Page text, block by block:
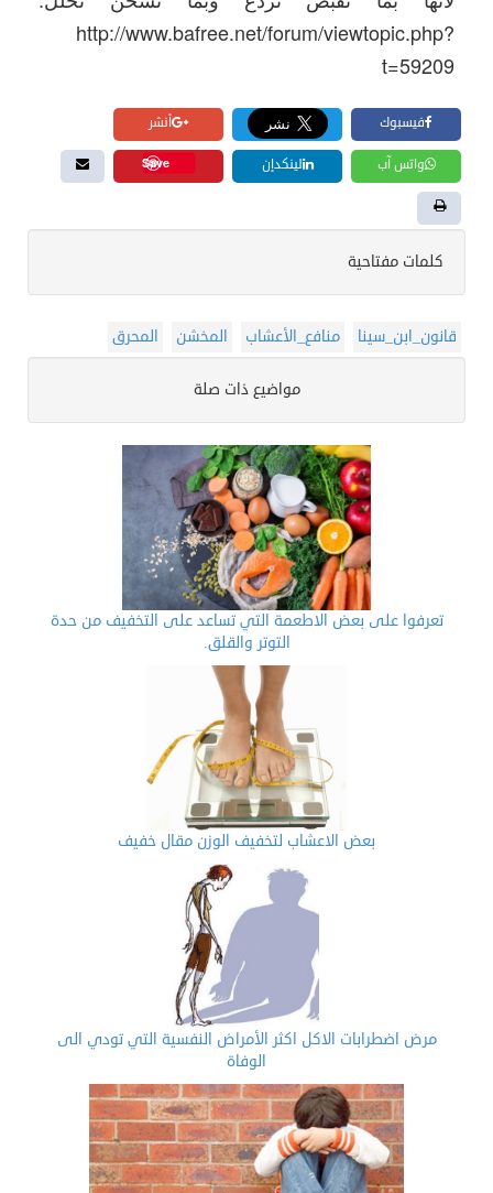
http://www.bafree.net/forum/viewtopic.php?
t=59209
فيسبوك أنشر
واتس آب لينكدإن Save
كلمات مفتاحية
قانون_ابن_سينا منافع_الأعشاب المخشن المحرق
مواضيع ذات صلة
تعرفوا على بعض الاطعمة التي تساعد على التخفيف من حدة
التوتر والقلق.
بعض الاعشاب لتخفيف الوزن مقال خفيف
مرض اضطرابات الاكل اكثر الأمراض النفسية التي تودي الى
الوفاة